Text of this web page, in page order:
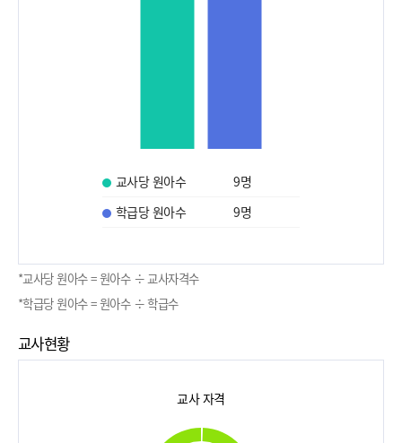
교사당 원아수 9명
학급당 원아수
9명
*교사당 원아수 = 원아수 ÷ 교사자격수
*학급당 원아수 = 원아수 ÷ 학급수
교사현황
교사 자격